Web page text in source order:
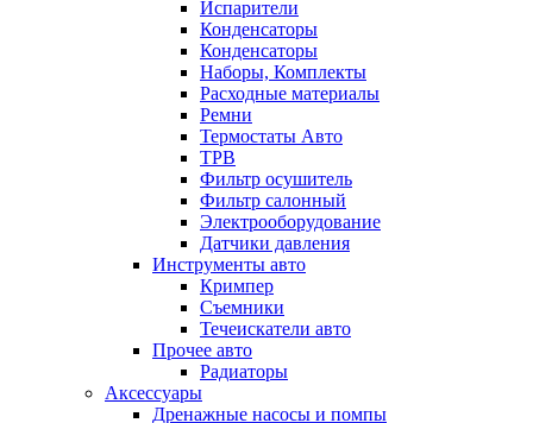
Испарители
Конденсаторы
Конденсаторы
Наборы, Комплекты
Расходные материалы
Ремни
Термостаты Авто
ТРВ
Фильтр осушитель
Фильтр салонный
Электрооборудование
Датчики давления
Инструменты авто
Кримпер
Съемники
Течеискатели авто
Прочее авто
Радиаторы
Аксессуары
Дренажные насосы и помпы